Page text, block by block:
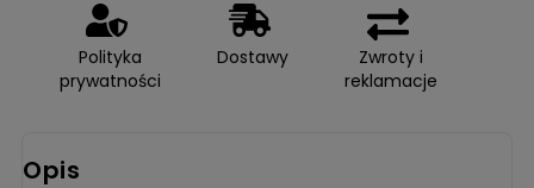
Polityka
prywatności
Dostawy
Zwroty i
reklamacje
Opis